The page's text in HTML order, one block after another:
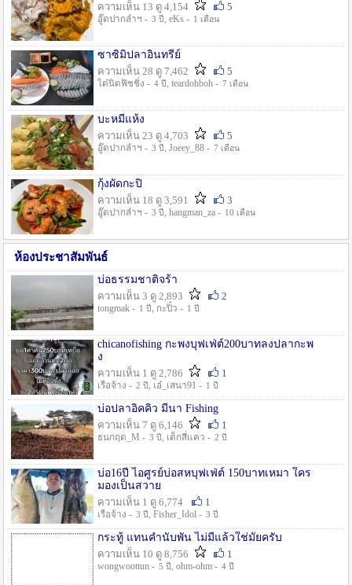
ความเห็น 13 ดู 4,154
5
อู๊ดปากลำฯ - 3 ปี , eKs - 1 เดือน
ซาซิมิปลาอินทรีย์
ความเห็น 28 ดู 7,462
5
ไต๋นิตฟิชชิ่ง - 4 ปี , teardohboh - 7 เดือน
บะหมี่แห้ง
ความเห็น 23 ดู 4,703
5
อู๊ดปากลำฯ - 3 ปี , Joeey_88 - 7 เดือน
กุ้งผัดกะปิ
ความเห็น 18 ดู 3,591
3
อู๊ดปากลำฯ - 3 ปี , hangman_za - 10 เดือน
ห้องประชาสัมพันธ์
บ่อธรรมชาติจร้า
ความเห็น 3 ดู 2,893
2
tongmak - 1 ปี , กะปิ๋ว - 1 ปี
chicanofishing กะพงบุฟเฟ่ต์200บาทลงปลากะพ
ง
ความเห็น 1 ดู 2,786
1
เรือจ้าง - 2 ปี , เอ๋_เสนา91 - 1 ปี
บ่อปลาอิคคิว มีนา Fishing
ความเห็น 7 ดู 6,146
1
ธนกฤต_M - 3 ปี , เด็กสี่แคว - 2 ปี
บ่อ16ปี ไอศูรย์บ่อสหบุฟเฟ่ต์ 150บาทเหมา ใคร
มองเป็นสวาย
ความเห็น 1 ดู 6,774
1
เรือจ้าง - 3 ปี , Fisher_Idol - 3 ปี
กระทู้ แทนคำนับพัน ไม่มีแล้วใช่มั๊ยครับ
ความเห็น 10 ดู 8,756
1
wongwoottun - 5 ปี , ohm-ohm - 4 ปี